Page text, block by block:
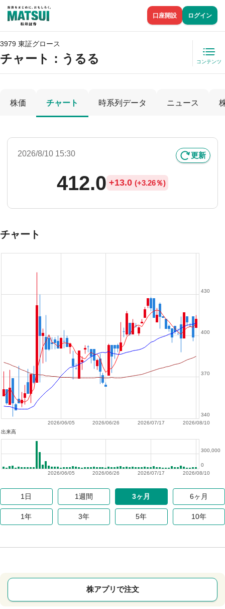
口座開設 ログイン
3979 東証グロース
チャート： うるる コンテンツ
株価 チャート 時系列データ ニュース
2026/8/10 15:30 更新
412.0 +13.0 (+3.26％)
チャート
2026/08/10
2026/07/17
2026/06/26
2026/06/05
340
370
400
430
出来高
2026/08/10
2026/07/17
2026/06/26
2026/06/05
0
300,000
1日 1週間 3ヶ月 6ヶ月
1年 3年 5年 10年
株アプリで注文